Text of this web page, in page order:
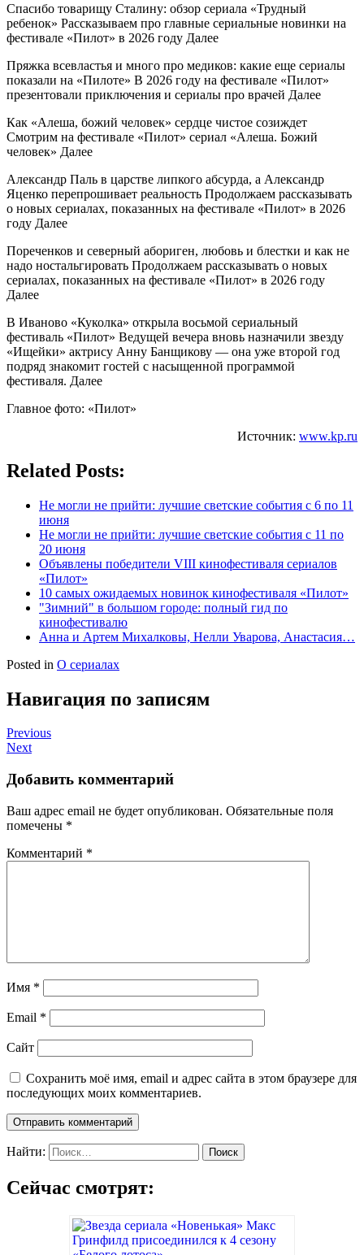
Спасибо товарищу Сталину: обзор сериала «Трудный
ребенок» Рассказываем про главные сериальные новинки на
фестивале «Пилот» в 2026 году Далее
Пряжка всевластья и много про медиков: какие еще сериалы
показали на «Пилоте» В 2026 году на фестивале «Пилот»
презентовали приключения и сериалы про врачей Далее
Как «Алеша, божий человек» сердце чистое созиждет
Смотрим на фестивале «Пилот» сериал «Алеша. Божий
человек» Далее
Александр Паль в царстве липкого абсурда, а Александр
Яценко перепрошивает реальность Продолжаем рассказывать
о новых сериалах, показанных на фестивале «Пилот» в 2026
году Далее
Пореченков и северный абориген, любовь и блестки и как не
надо ностальгировать Продолжаем рассказывать о новых
сериалах, показанных на фестивале «Пилот» в 2026 году
Далее
В Иваново «Куколка» открыла восьмой сериальный
фестиваль «Пилот» Ведущей вечера вновь назначили звезду
«Ищейки» актрису Анну Банщикову — она уже второй год
подряд знакомит гостей с насыщенной программой
фестиваля. Далее
Главное фото: «Пилот»
Источник: www.kp.ru
Related Posts:
Не могли не прийти: лучшие светские события с 6 по 11
июня
Не могли не прийти: лучшие светские события с 11 по
20 июня
Объявлены победители VIII кинофестиваля сериалов
«Пилот»
10 самых ожидаемых новинок кинофестиваля «Пилот»
"Зимний" в большом городе: полный гид по
кинофестивалю
Анна и Артем Михалковы, Нелли Уварова, Анастасия…
Posted in О сериалах
Навигация по записям
Previous
Next
Добавить комментарий
Ваш адрес email не будет опубликован. Обязательные поля
помечены *
Комментарий *
Имя *
Email *
Сайт
Сохранить моё имя, email и адрес сайта в этом браузере для
последующих моих комментариев.
Найти:
Сейчас смотрят: